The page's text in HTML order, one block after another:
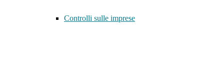
Controlli sulle imprese